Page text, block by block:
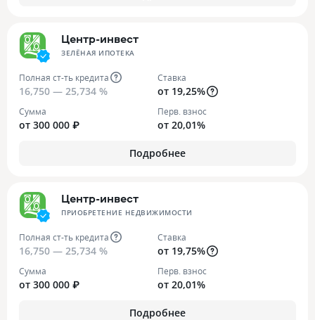
Центр-инвест
ЗЕЛЁНАЯ ИПОТЕКА
Полная ст-ть кредита
16,750 — 25,734 %
Ставка
от 19,25%
Сумма
от 300 000 ₽
Перв. взнос
от 20,01%
Подробнее
Центр-инвест
ПРИОБРЕТЕНИЕ НЕДВИЖИМОСТИ
Полная ст-ть кредита
16,750 — 25,734 %
Ставка
от 19,75%
Сумма
от 300 000 ₽
Перв. взнос
от 20,01%
Подробнее